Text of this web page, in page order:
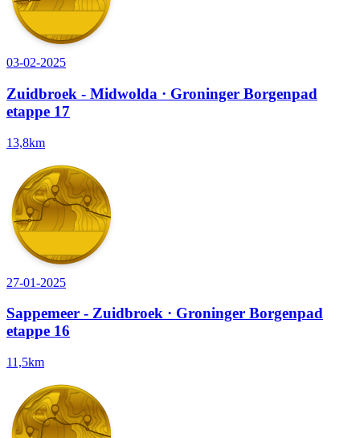
03-02-2025
Zuidbroek - Midwolda · Groninger Borgenpad
etappe 17
13,8km
27-01-2025
Sappemeer - Zuidbroek · Groninger Borgenpad
etappe 16
11,5km